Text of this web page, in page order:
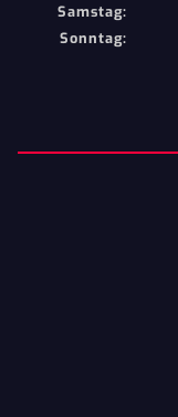
Samstag:
Sonntag: